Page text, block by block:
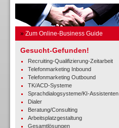
» Zum Online-Business Guide
Gesucht-Gefunden!
Recruiting-Qualifizierung-Zeitarbeit
Telefonmarketing Inbound
Telefonmarketing Outbound
TK/ACD-Systeme
Sprachdialogsysteme/KI-Assistenten
Dialer
Beratung/Consulting
Arbeitsplatzgestaltung
Gesamtlösungen